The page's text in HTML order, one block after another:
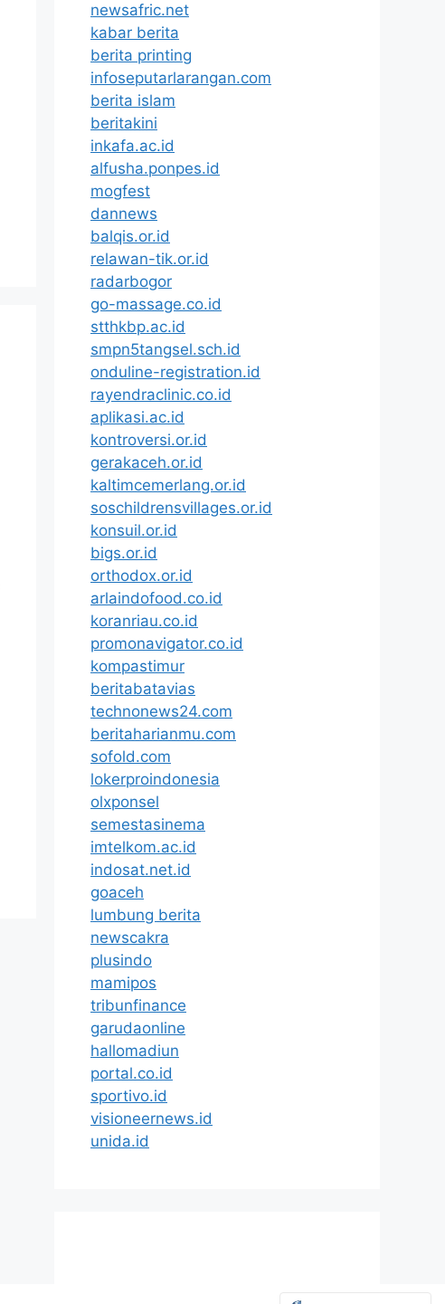
newsafric.net
kabar berita
berita printing
infoseputarlarangan.com
berita islam
beritakini
inkafa.ac.id
alfusha.ponpes.id
mogfest
dannews
balqis.or.id
relawan-tik.or.id
radarbogor
go-massage.co.id
stthkbp.ac.id
smpn5tangsel.sch.id
onduline-registration.id
rayendraclinic.co.id
aplikasi.ac.id
kontroversi.or.id
gerakaceh.or.id
kaltimcemerlang.or.id
soschildrensvillages.or.id
konsuil.or.id
bigs.or.id
orthodox.or.id
arlaindofood.co.id
koranriau.co.id
promonavigator.co.id
kompastimur
beritabatavias
technonews24.com
beritaharianmu.com
sofold.com
lokerproindonesia
olxponsel
semestasinema
imtelkom.ac.id
indosat.net.id
goaceh
lumbung berita
newscakra
plusindo
mamipos
tribunfinance
garudaonline
hallomadiun
portal.co.id
sportivo.id
visioneernews.id
unida.id